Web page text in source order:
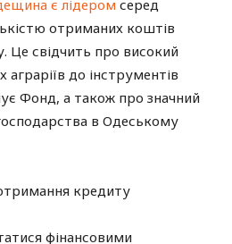
є лідером серед
отриманих коштів
Це свідчить про високий
аграріїв до інструментів
Фонд, а також про значний
в Одеському
кредиту
фінансовими